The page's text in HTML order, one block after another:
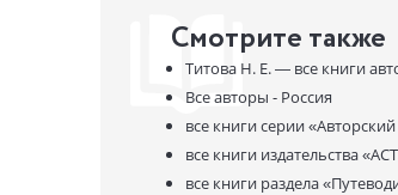
Смотрите также
Титова Н. Е. — все книги
Все авторы - Россия
все книги серии
все книги издательства
все книги раздела